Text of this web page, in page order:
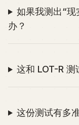
如果我测出“现
办？
这和 LOT-R 测
这份测试有多